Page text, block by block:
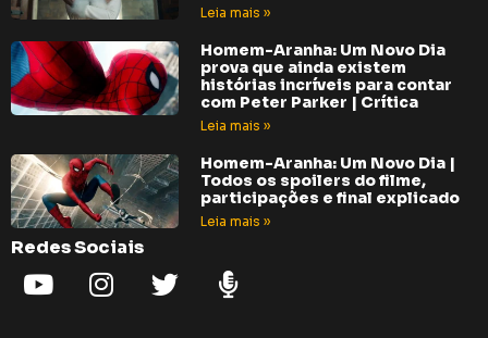
Leia mais »
Homem-Aranha: Um Novo Dia
prova que ainda existem
histórias incríveis para contar
com Peter Parker | Crítica
Leia mais »
Homem-Aranha: Um Novo Dia |
Todos os spoilers do filme,
participações e final explicado
Leia mais »
Redes Sociais